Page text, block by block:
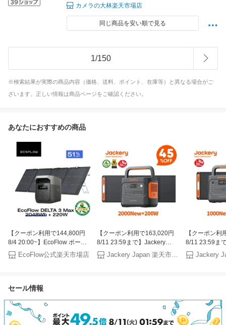
カメラの大林楽天市場店
同じ商品を安い順で見る
1/150
※検索結果が実際の商品内容（価格、送料、ポイント、在庫等）と異なる場合がご
ざいます。正しい情報は商品ページをご確認ください。
あなたにおすすめの商品
【クーポン利用で144,800円
8/4 20:00~】EcoFlow ポータ
ブル電源 ソーラーパネル セッ
ト DELTA 3 Max
リー 太陽光発電 防災グッズ
フロー
EcoFlow公式楽天市場店
【クーポン利用で163,020円
8/11 23:59まで】Jackery
Solar Generator 2000 New
2042Wh 200W ポータブル電
UPS機能 アプリ 太陽光発電
Jackery Japan 楽天市場店
【クーポン利
8/11 23:59ま
Solar
1070Wh
UPS機能 太
セール情報